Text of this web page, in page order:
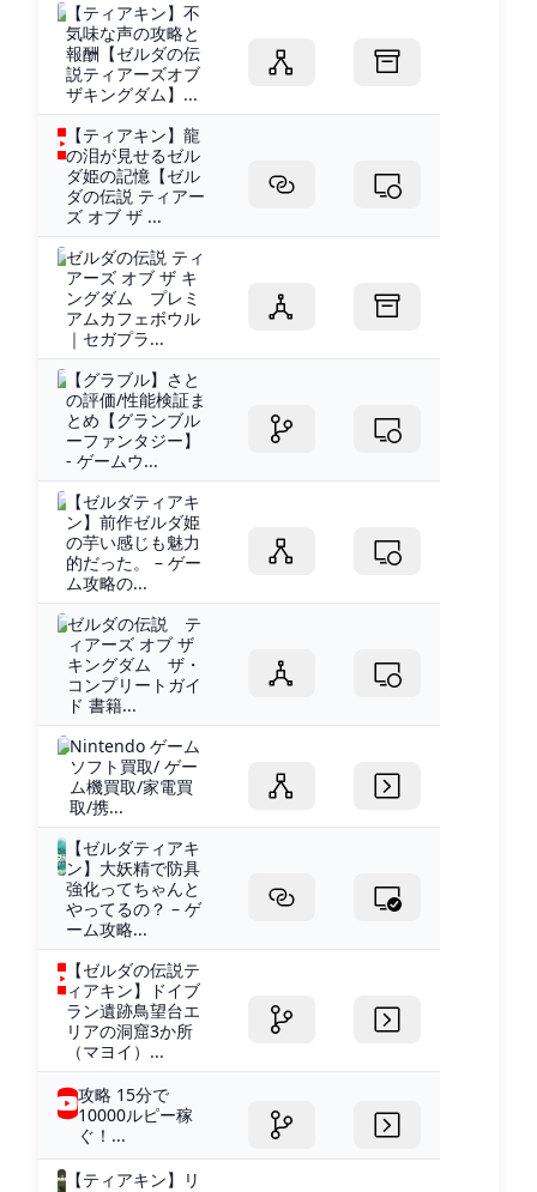
【ティアキン】不
気味な声の攻略と
報酬【ゼルダの伝
説ティアーズオブ
ザキングダム】...
【ティアキン】龍
の泪が見せるゼル
ダ姫の記憶【ゼル
ダの伝説 ティアー
ズ オブ ザ ...
ゼルダの伝説 ティ
アーズ オブ ザ キ
ングダム プレミ
アムカフェボウル
｜セガプラ...
【グラブル】さと
の評価/性能検証ま
とめ【グランブル
ーファンタジー】
- ゲームウ...
【ゼルダティアキ
ン】前作ゼルダ姫
の芋い感じも魅力
的だった。 – ゲー
ム攻略の...
ゼルダの伝説 テ
ィアーズ オブ ザ
キングダム ザ・
コンプリートガイ
ド 書籍...
Nintendo ゲーム
ソフト買取/ ゲー
ム機買取/家電買
取/携...
【ゼルダティアキ
ン】大妖精で防具
強化ってちゃんと
やってるの？ – ゲ
ーム攻略...
【ゼルダの伝説テ
ィアキン】ドイブ
ラン遺跡鳥望台エ
リアの洞窟3か所
（マヨイ）...
攻略 15分で
10000ルピー稼
ぐ！...
【ティアキン】リ